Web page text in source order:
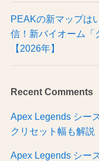
PEAKの新マップは
信！新バイオーム「
【2026年】
Recent Comments
Apex Legends シー
クリセット幅も解説
Apex Legends シー